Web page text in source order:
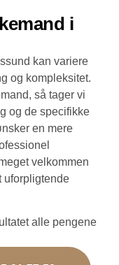
i
kan variere
og kompleksitet.
så tager vi
og de specifikke
en mere
velkommen
uforpligtende
alle pengene